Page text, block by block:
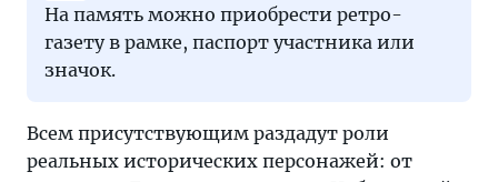
На память можно приобрести ретро-
газету в рамке, паспорт участника или
значок.
Всем присутствующим раздадут роли
реальных исторических персонажей: от